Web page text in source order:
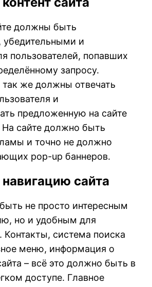
должны быть
убедительными и
пользователей, попавших
запросу.
же должны отвечать
и
предложенную на сайте
сайте должно быть
и точно не должно
pop-up баннеров.
сайта
не просто интересным
но и удобным для
Контакты, система поиска
меню, информация о
– всё это должно быть в
доступе. Главное